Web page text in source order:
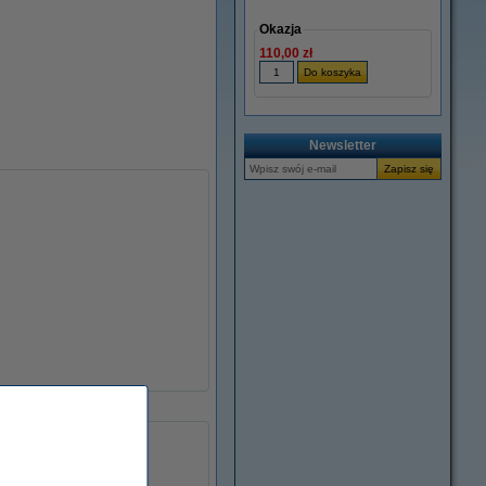
Okazja
110,00 zł
Newsletter